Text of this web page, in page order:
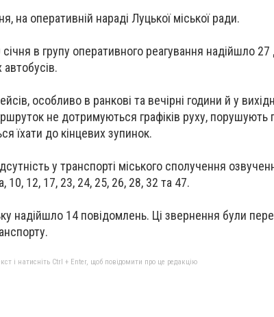
на оперативній нараді Луцької міської ради.
в групу оперативного реагування надійшло 27
особливо в ранкові та вечірні години й у
не дотримуються графіків руху, порушують
їхати до кінцевих зупинок.
у транспорті міського сполучення
12, 17, 23, 24, 25, 26, 28, 32 та 47.
надійшло 14 повідомлень. Ці звернення були
і натисніть Ctrl + Enter, щоб повідомити про це редакцію